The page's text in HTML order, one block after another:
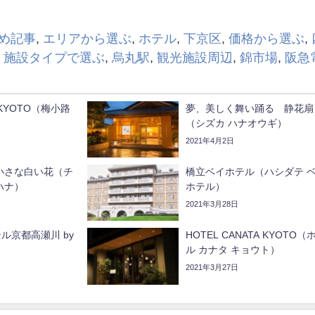
記事, エリアから選ぶ, ホテル,下京区 ,価格から選ぶ,
施設タイプで選ぶ, 烏丸駅,観光施設周辺 ,錦市場, 阪急
（梅小路
夢、美しく舞い踊る 静花扇
（シズカ ハナオウギ）
2021年4月2日
さな白い花（チ
）
橋立ベイホテル（ハシダテ
ホテル）
2021年3月28日
京都高瀬川 by
HOTEL CANATA KYOTO（
ル カナタ キョウト）
2021年3月27日